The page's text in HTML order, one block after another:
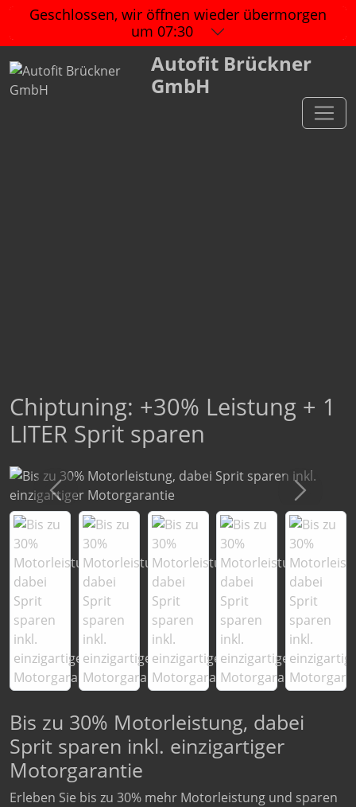
Geschlossen, wir öffnen wieder übermorgen
um 07:30
Autofit Brückner
GmbH
Chiptuning: +30% Leistung + 1
LITER Sprit sparen
Bis zu 30% Motorleistung, dabei
Sprit sparen inkl. einzigartiger
Motorgarantie
Erleben Sie bis zu 30% mehr Motorleistung und sparen